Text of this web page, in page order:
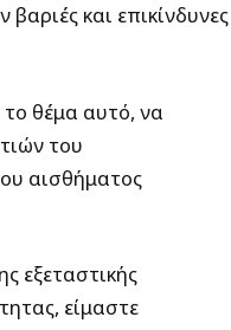
και επικίνδυνες
θέμα αυτό, να
του
αισθήματος
εξεταστικής
είμαστε